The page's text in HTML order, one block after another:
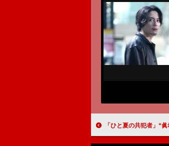
「ひと夏の共犯者」“眞希”恒松祐里のラストのひ